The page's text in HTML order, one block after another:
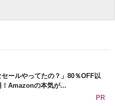
セールやってたの？」80％OFF以
！Amazonの本気が...
PR